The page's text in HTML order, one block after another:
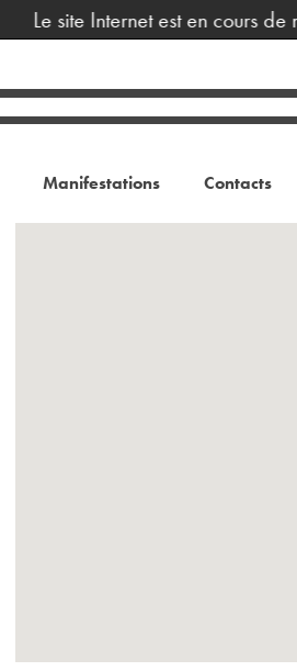
Le site Internet est en cours de
Manifestations Contacts